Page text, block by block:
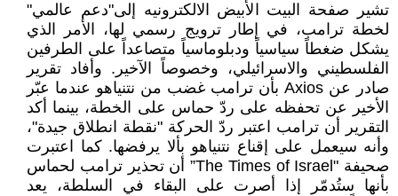
تشير صفحة البيت الأبيض الالكترونيه إلى"دعم عالمي"
لخطة ترامب، في إطار ترويج رسمي لها، الأمر الذي
يشكل ضغطاً سياسياً ودبلوماسياً متصاعداً على الطرفين
الفلسطيني والاسرائيلي، وخصوصاً الآخير. وأفاد تقرير
صادر عن Axios بأن ترامب غضب من نتنياهو عندما عبّر
الأخير عن تحفظه على ردّ حماس على الخطة، بينما أكد
التقرير أن ترامب اعتبر ردّ الحركة "نقطة انطلاق جيدة"،
وأنه سيعمل على إقناع نتنياهو بألا يرفضها. كما اعتبرت
صحيفة "The Times of Israel” أن تحذير ترامب لحماس
بأنها ستُدمّر إذا أصرت على البقاء في السلطة، يعد